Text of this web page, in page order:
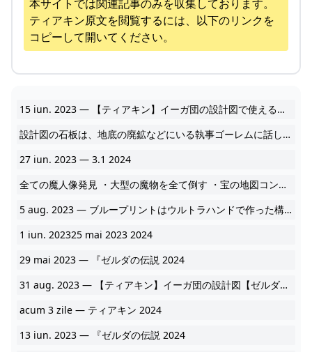
本サイトでは関連記事のみを収集しております。
ティアキン原文を閲覧するには、以下のリンクを
コピーして開いてください。
15 iun. 2023 — 【ティアキン】イーガ団の設計図で使えるものって何かある? 2024
設計図の石板は、地底の廃鉱などにいる執事ゴーレムに話しかけることで手に入ります。 ゴーレムに話しかける前にイーガ団を倒す必要がある場所が多いです。 設計図, 入手 2024
27 iun. 2023 — 3.1 2024
全ての魔人像発見 ・大型の魔物を全て倒す ・宝の地図コンプリート ・イーガ団の設計図コンプリート ・ハイラル図鑑コンプリート 2024
5 aug. 2023 — ブループリントはウルトラハンドで作った構造物を設計図として保存し、あとから呼び出して作製することができます。 2024
1 iun. 202325 mai 2023 2024
29 mai 2023 — 『ゼルダの伝説 2024
31 aug. 2023 — 【ティアキン】イーガ団の設計図【ゼルダの伝説 2024
acum 3 zile — ティアキン 2024
13 iun. 2023 — 『ゼルダの伝説 2024